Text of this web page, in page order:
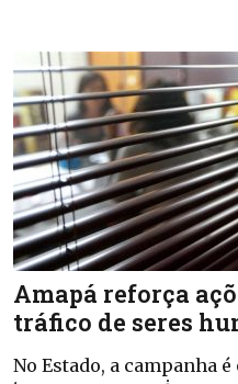
Amapá reforça
tráfico de seres
No Estado, a campanha